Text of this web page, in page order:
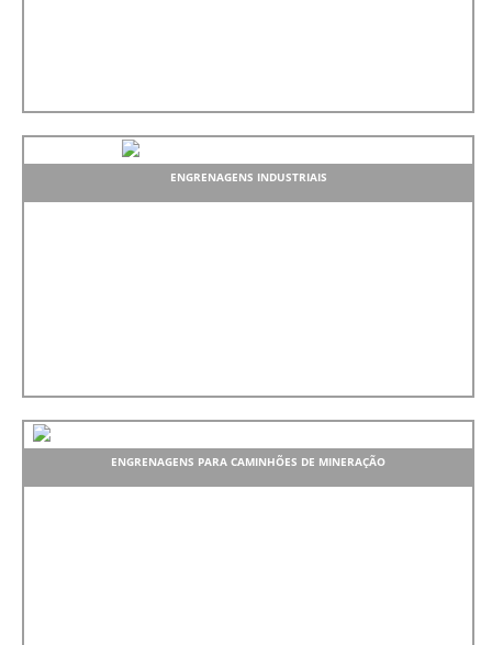
ENGRENAGENS INDUSTRIAIS
ENGRENAGENS PARA CAMINHÕES DE MINERAÇÃO